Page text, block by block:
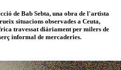
de Bab Sebta, una obra de l'artista
situacions observades a Ceuta,
travessat diàriament per milers de
informal de mercaderies.